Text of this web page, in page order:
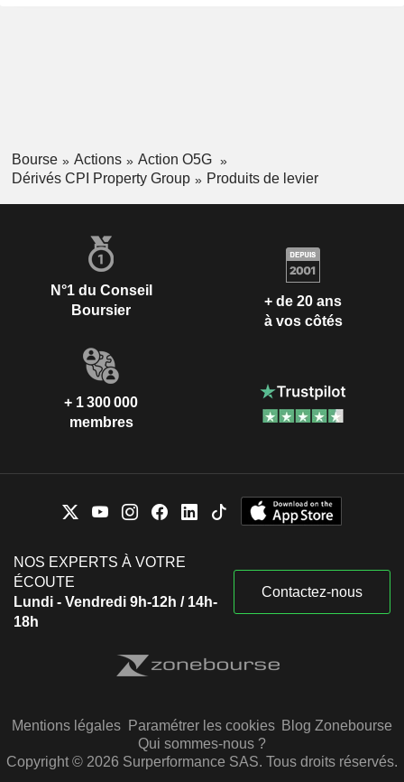
Bourse Actions
Action O5G
Dérivés CPI Property Group
Produits de levier
N°1 du Conseil
Boursier
+ de 20 ans
à vos côtés
+ 1 300 000
membres
NOS EXPERTS À VOTRE
ÉCOUTE
Lundi - Vendredi 9h-12h / 14h-
18h
Contactez-nous
Mentions légales Paramétrer les cookies Blog Zonebourse
Qui sommes-nous ?
Copyright © 2026 Surperformance SAS. Tous droits réservés.